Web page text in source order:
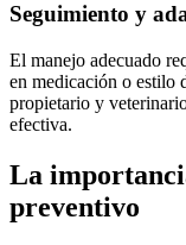
Seguimiento y
El manejo adecuado
en medicación o estilo
propietario y
efectiva.
La
preventivo